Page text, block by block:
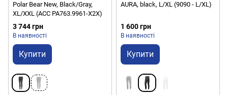
Polar Bear New, Black/Gray,
XL/XXL (ACC PA763.9961-X2X)
3 744 грн
В наявності
Купити
AURA, black, L/XL (9090 - L/XL)
1 600 грн
В наявності
Купити